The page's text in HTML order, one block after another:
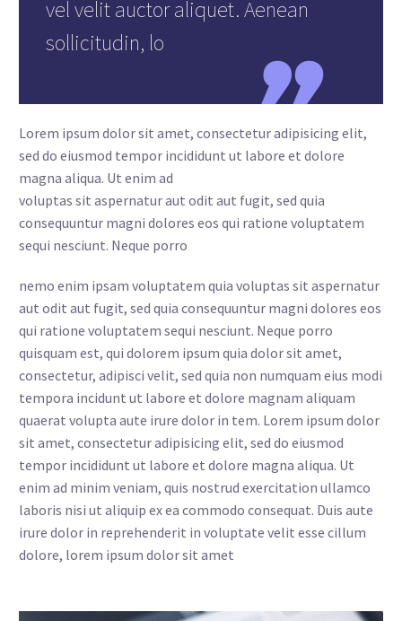
vel velit auctor aliquet. Aenean
sollicitudin, lo
Lorem ipsum dolor sit amet, consectetur adipisicing elit,
sed do eiusmod tempor incididunt ut labore et dolore
magna aliqua. Ut enim ad
voluptas sit aspernatur aut odit aut fugit, sed quia
consequuntur magni dolores eos qui ratione voluptatem
sequi nesciunt. Neque porro
nemo enim ipsam voluptatem quia voluptas sit aspernatur
aut odit aut fugit, sed quia consequuntur magni dolores eos
qui ratione voluptatem sequi nesciunt. Neque porro
quisquam est, qui dolorem ipsum quia dolor sit amet,
consectetur, adipisci velit, sed quia non numquam eius modi
tempora incidunt ut labore et dolore magnam aliquam
quaerat volupta aute irure dolor in tem. Lorem ipsum dolor
sit amet, consectetur adipisicing elit, sed do eiusmod
tempor incididunt ut labore et dolore magna aliqua. Ut
enim ad minim veniam, quis nostrud exercitation ullamco
laboris nisi ut aliquip ex ea commodo consequat. Duis aute
irure dolor in reprehenderit in voluptate velit esse cillum
dolore, lorem ipsum dolor sit amet